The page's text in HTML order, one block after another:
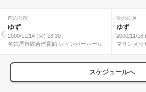
前の公演
ゆず
2000/11/14 (火) 18:30
名古屋市総合体育館 レインボーホール
次の公演
ゆず
2000/11/18
マリンメッ
スケジュールへ